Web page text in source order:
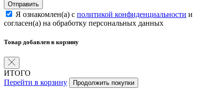
Отправить
Я ознакомлен(а) с политикой конфиденциальности и
согласен(а) на обработку персональных данных
Товар добавлен в корзину
ИТОГО
Перейти в корзину
Продолжить покупки